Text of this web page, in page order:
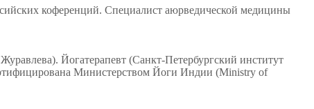
коференций. Специалист аюрведической медицины
Йогатерапевт (Санкт-Петербургский институт
Министерством Йоги Индии (Ministry of